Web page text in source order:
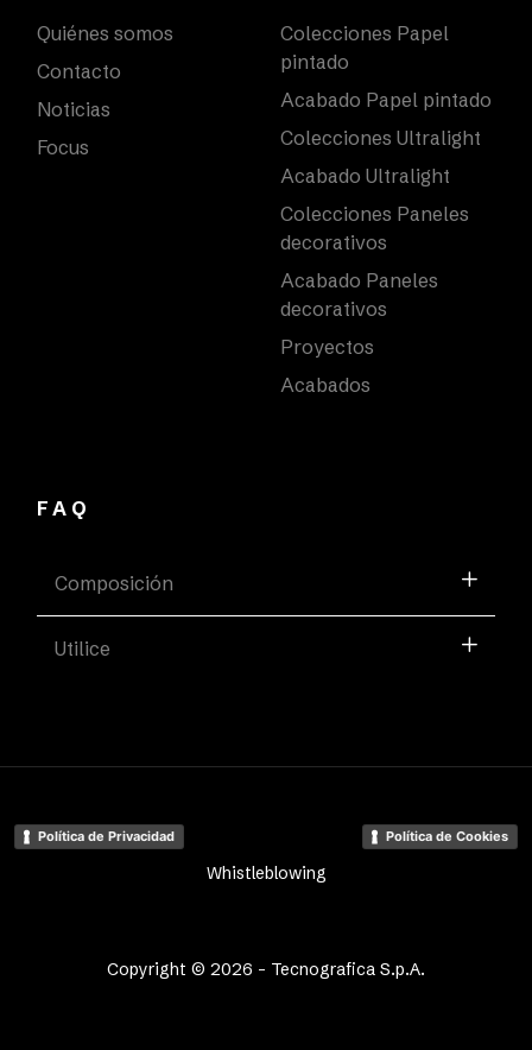
Quiénes somos
Contacto
Noticias
Focus
Colecciones Papel
pintado
Acabado Papel pintado
Colecciones Ultralight
Acabado Ultralight
Colecciones Paneles
decorativos
Acabado Paneles
decorativos
Proyectos
Acabados
FAQ
Composición
Utilice
Copyright © 2026 - Tecnografica S.p.A.
Política de Privacidad Política de Cookies
Whistleblowing